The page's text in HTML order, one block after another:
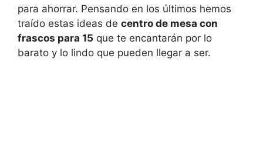
para ahorrar. Pensando en los últimos hemos
traído estas ideas de centro de mesa con
frascos para 15 que te encantarán por lo
barato y lo lindo que pueden llegar a ser.